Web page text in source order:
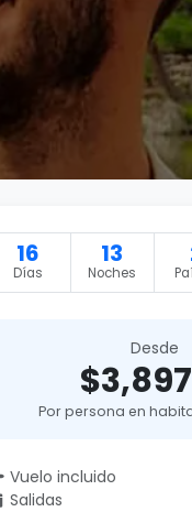
16
Días
13
Noches
Desde
$3,897
Por persona en
Vuelo incluido
Salidas